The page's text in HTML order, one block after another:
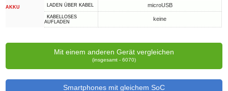
AKKU LADEN ÜBER KABEL microUSB
KABELLOSES
AUFLADEN
keine
Mit einem anderen Gerät vergleichen
(insgesamt - 6070)
Smartphones mit gleichem SoC